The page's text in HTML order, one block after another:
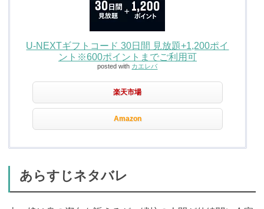
U-NEXTギフトコード 30日間 見放題+1,200ポイ
ント※600ポイントまでご利用可
posted with カエレバ
楽天市場
Amazon
あらすじネタバレ